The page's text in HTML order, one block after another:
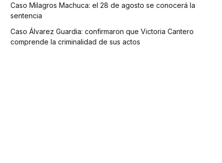
Caso Milagros Machuca: el 28 de agosto se conocerá la
sentencia
Caso Álvarez Guardia: confirmaron que Victoria Cantero
comprende la criminalidad de sus actos